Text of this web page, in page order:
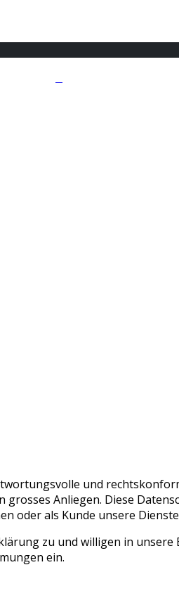
und
grosses Anliegen. Diese
oder als Kunde unsere
zu und willigen in
ein.